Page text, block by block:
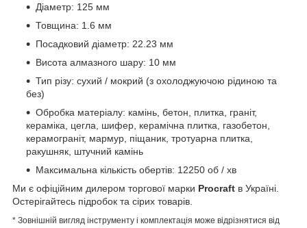
Діаметр: 125 мм
Товщина: 1.6 мм
Посадковий діаметр: 22.23 мм
Висота алмазного шару: 10 мм
Тип різу: сухий / мокрий (з охолоджуючою рідиною та
без)
Обробка матеріалу: камінь, бетон, плитка, граніт,
кераміка, цегла, шифер, керамічна плитка, газобетон,
керамограніт, мармур, піщаник, тротуарна плитка,
ракушняк, штучний камінь
Максимальна кількість обертів: 12250 об / хв
Ми є офіційним дилером торгової марки Procraft в Україні.
Остерігайтесь підробок та сірих товарів.
* Зовнішній вигляд інструменту і комплектація може відрізнятися від